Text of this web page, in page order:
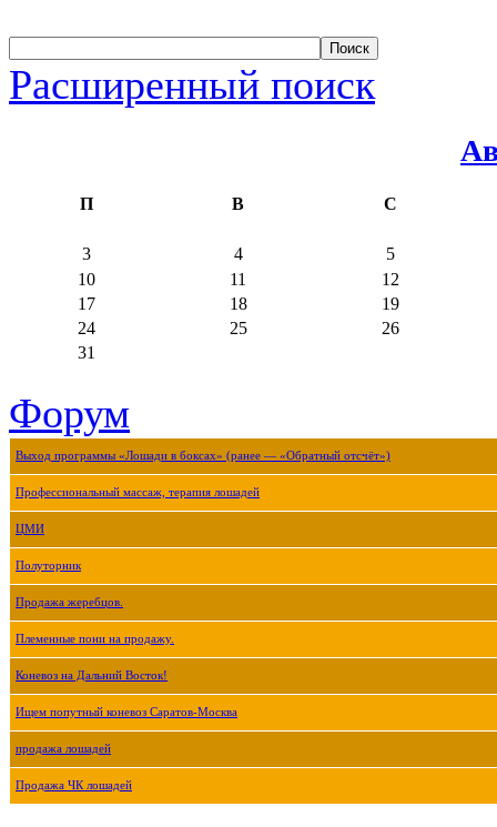
Расширенный поиск
П В С
3 4
5
10
11
12
17
18
19
24
25
26
31
Форум
Выход программы «Лошади в боксах» (ранее — «Обратный отсчёт»)
Профессиональный массаж, терапия лошадей
ЦМИ
Полуторник
Продажа жеребцов.
Племенные пони на продажу.
Коневоз на Дальний Восток!
Ищем попутный коневоз Саратов-Москва
продажа лошадей
Продажа ЧК лошадей